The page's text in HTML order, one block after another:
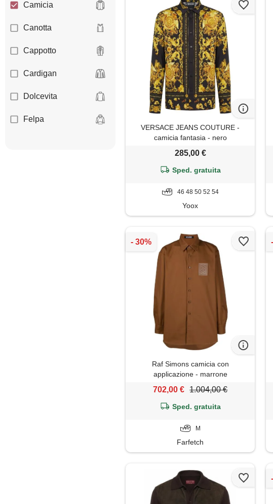
Camicia
Canotta
Cappotto
Cardigan
Dolcevita
Felpa
VERSACE JEANS COUTURE -
camicia fantasia - nero
285,00 €
Sped. gratuita
46 48 50 52 54
Yoox
Raf Simons camicia con
applicazione - marrone
702,00 € 1.004,00 €
Sped. gratuita
M
Farfetch